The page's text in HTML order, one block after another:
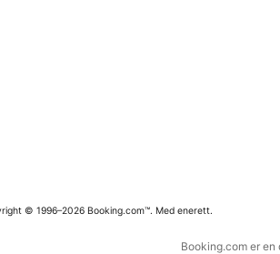
© 1996–2026 Booking.com™. Med enerett.
Booking.com er